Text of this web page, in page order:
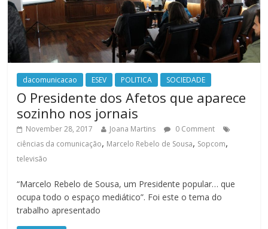
dacomunicacao ESEV POLITICA SOCIEDADE
O Presidente dos Afetos que aparece
sozinho nos jornais
November 28, 2017 Joana Martins
0 Comment
ciências da comunicação, Marcelo Rebelo de Sousa, Sopcom,
televisão
“Marcelo Rebelo de Sousa, um Presidente popular… que
ocupa todo o espaço mediático”. Foi este o tema do
trabalho apresentado